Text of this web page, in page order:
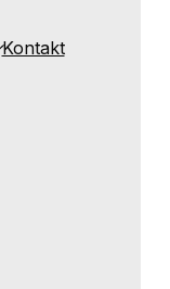
Kontakt